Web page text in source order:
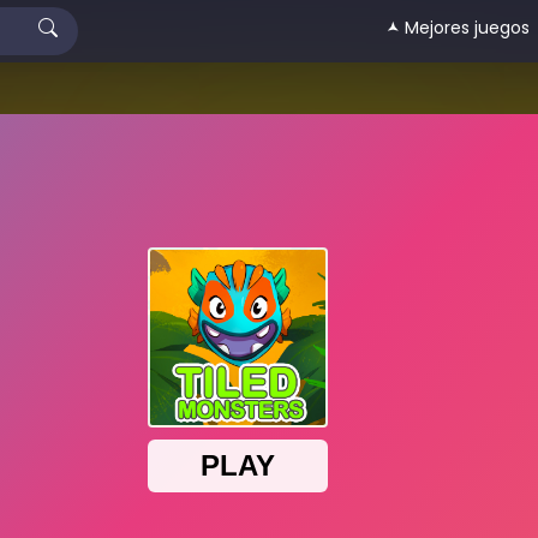
🟂 Mejores juegos